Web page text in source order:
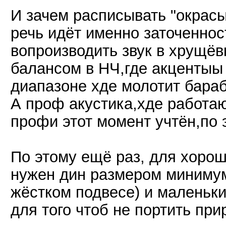
И зачем расписывать
речь идёт именно
вопроизводить звук в
балансом в НЧ,где
диапазоне хде молотит
А проф акустика,хде
профи этот момент учтён,по
По этому ещё раз, для
нужен дин размером
жёстком подвесе) и
для того чтоб не портить